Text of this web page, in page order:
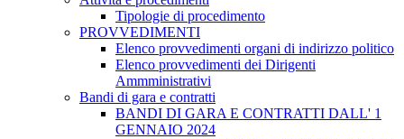
Tipologie di procedimento
PROVVEDIMENTI
Elenco provvedimenti organi di indirizzo politico
Elenco provvedimenti dei Dirigenti
Ammministrativi
Bandi di gara e contratti
BANDI DI GARA E CONTRATTI DALL' 1
GENNAIO 2024